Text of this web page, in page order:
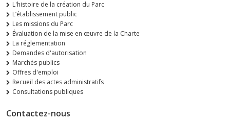
L'histoire de la création du Parc
L’établissement public
Les missions du Parc
Évaluation de la mise en œuvre de la Charte
La réglementation
Demandes d'autorisation
Marchés publics
Offres d'emploi
Recueil des actes administratifs
Consultations publiques
Contactez-nous